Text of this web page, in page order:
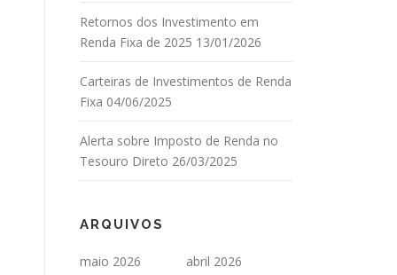
Retornos dos Investimento em
Renda Fixa de 2025 13/01/2026
Carteiras de Investimentos de Renda
Fixa 04/06/2025
Alerta sobre Imposto de Renda no
Tesouro Direto 26/03/2025
ARQUIVOS
maio 2026
abril 2026